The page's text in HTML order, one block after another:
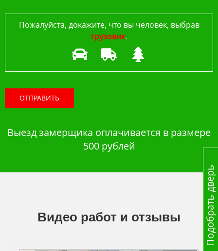
Пожалуйста, докажите, что вы человек, выбрав
грузовик.
ОТПРАВИТЬ
Выезд замерщика оплачивается в размере
500 рублей
Видео работ и отзывы Подобрать дверь